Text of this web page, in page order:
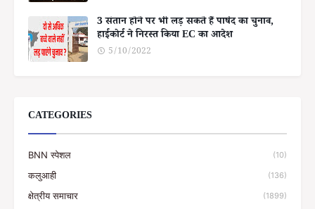
3 संतान होने पर भी लड़ सकते हैं पार्षद का चुनाव,
हाईकोर्ट ने निरस्त किया EC का आदेश
5/10/2022
CATEGORIES
BNN स्पेशल (10)
कलुआही (136)
क्षेत्रीय समाचार (1899)